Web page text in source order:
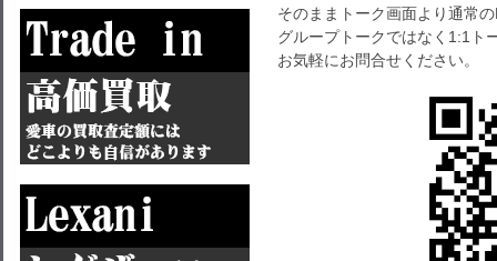
そのままトーク画面より通常
グループトークではなく1:1ト
お気軽にお問合せください。